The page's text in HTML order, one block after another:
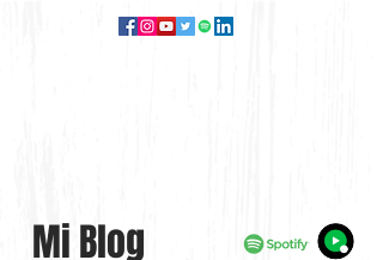
Mi Blog